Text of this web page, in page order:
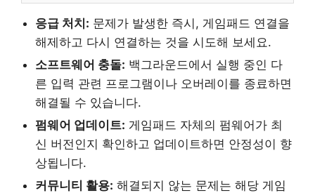
응급 처치: 문제가 발생한 즉시, 게임패드 연결을
해제하고 다시 연결하는 것을 시도해 보세요.
소프트웨어 충돌: 백그라운드에서 실행 중인 다
른 입력 관련 프로그램이나 오버레이를 종료하면
해결될 수 있습니다.
펌웨어 업데이트: 게임패드 자체의 펌웨어가 최
신 버전인지 확인하고 업데이트하면 안정성이 향
상됩니다.
커뮤니티 활용: 해결되지 않는 문제는 해당 게임